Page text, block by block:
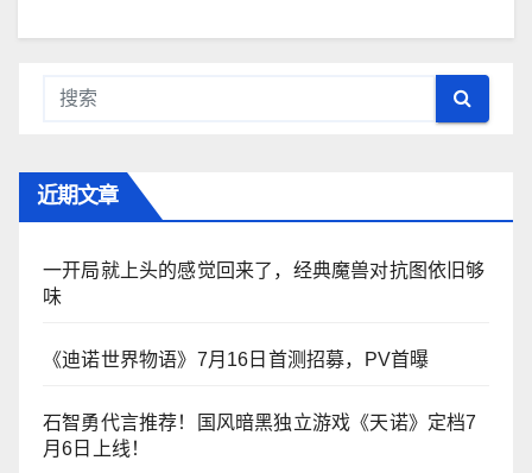
近期文章
一开局就上头的感觉回来了，经典魔兽对抗图依旧够
味
《迪诺世界物语》7月16日首测招募，PV首曝
石智勇代言推荐！国风暗黑独立游戏《天诺》定档7
月6日上线！